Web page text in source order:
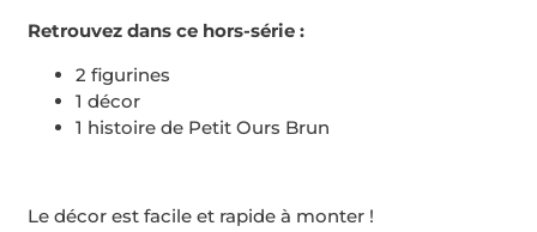
Retrouvez dans ce hors-série :
2 figurines
1 décor
1 histoire de Petit Ours Brun
Le décor est facile et rapide à monter !